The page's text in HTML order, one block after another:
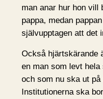
man anar hur hon vill
pappa, medan
självupptagen att det
Också hjärtskärande
en man som levt
och som nu ska ut på
Institutionerna ska